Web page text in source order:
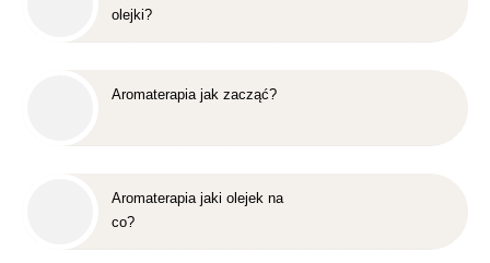
olejki?
Aromaterapia jak zacząć?
Aromaterapia jaki olejek na
co?